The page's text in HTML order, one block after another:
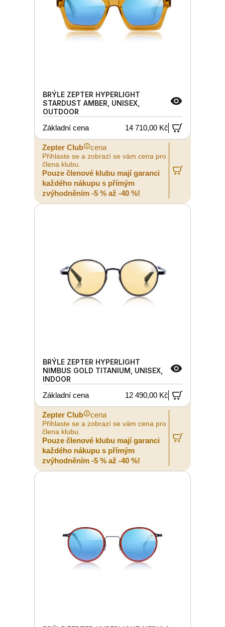
BRÝLE ZEPTER HYPERLIGHT
STARDUST AMBER, UNISEX,
OUTDOOR
Základní cena
14 710,00 Kč
Zepter Club cena
Přihlaste se a zobrazí se vám cena pro
člena klubu.
Pouze členové klubu mají garanci
každého nákupu s přímým
zvýhodněním -5 % až -40 %!
BRÝLE ZEPTER HYPERLIGHT
NIMBUS GOLD TITANIUM, UNISEX,
INDOOR
Základní cena
12 490,00 Kč
Zepter Club cena
Přihlaste se a zobrazí se vám cena pro
člena klubu.
Pouze členové klubu mají garanci
každého nákupu s přímým
zvýhodněním -5 % až -40 %!